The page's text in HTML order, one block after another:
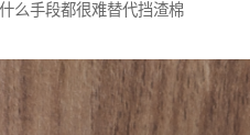
么手段都很难替代挡渣棉